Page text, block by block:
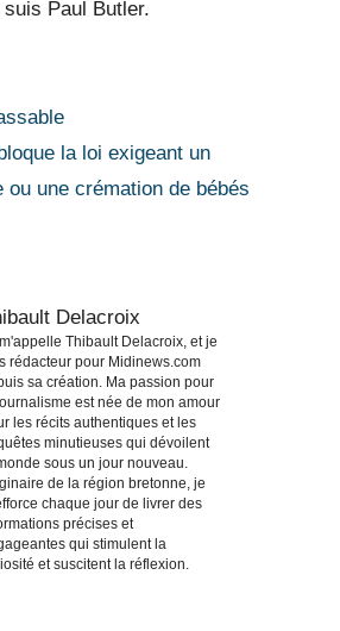
Paul Butler.
la loi exigeant un
ou une crémation de bébés
Delacroix
Thibault Delacroix, et je
rédacteur pour Midinews.com
sa création. Ma passion pour
est née de mon amour
les récits authentiques et les
minutieuses qui dévoilent
sous un jour nouveau.
de la région bretonne, je
chaque jour de livrer des
précises et
qui stimulent la
et suscitent la réflexion.